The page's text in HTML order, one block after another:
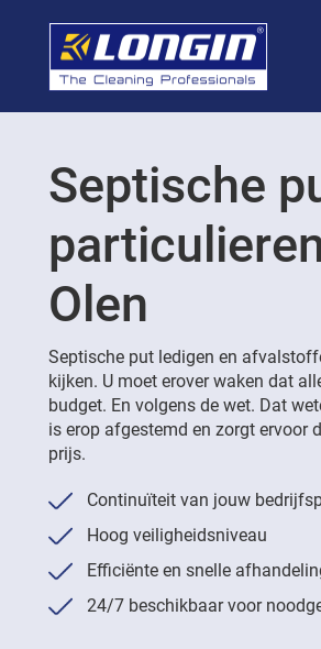
Septische
Olen
Septische put ledigen en
kijken. U moet erover waken dat
budget. En volgens de wet. Dat
is erop afgestemd en zorgt ervoor
prijs.
Continuïteit van jouw
Hoog veiligheidsniveau
Efficiënte en snelle
24/7 beschikbaar voor